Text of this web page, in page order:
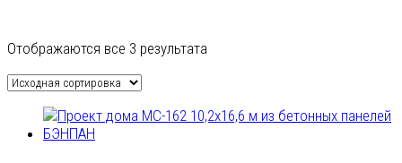
Отображаются все 3 результата